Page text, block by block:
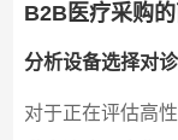
B2B医疗采购
分析设备选择对
对于正在评估高